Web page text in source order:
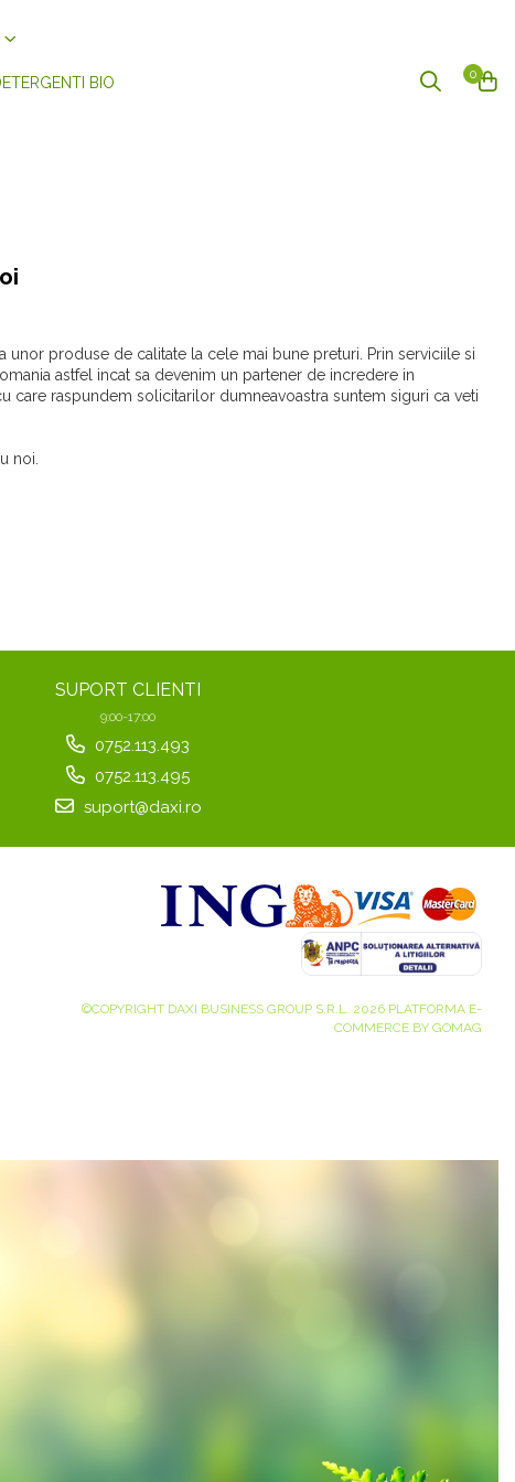
BIO 0
unor produse de calitate la cele mai bune preturi. Prin serviciile si
astfel incat sa devenim un partener de incredere in
raspundem solicitarilor dumneavoastra suntem siguri ca veti
noi.
SUPORT CLIENTI
9:00-17:00
0752.113.493
0752.113.495
suport@daxi.ro
©COPYRIGHT DAXI BUSINESS GROUP S.R.L. 2026 PLATFORMA E-
COMMERCE BY GOMAG